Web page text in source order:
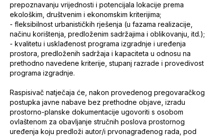
prepoznavanju vrijednosti i potencijala lokacije prema
ekološkim, društvenim i ekonomskim kriterijima;
- fleksibilnost urbanističkih rješenja (u fazama realizacije,
načinu korištenja, predloženim sadržajima i oblikovanju, itd.);
- kvalitetu i usklađenost programa izgradnje i uređenja
prostora, predloženih sadržaja i kapaciteta u odnosu na
prethodno navedene kriterije, stupanj razrade i provedivost
programa izgradnje.
Raspisivač natječaja će, nakon provedenog pregovaračkog
postupka javne nabave bez prethodne objave, izradu
prostorno-planske dokumentacije ugovoriti s osobom
ovlaštenom za obavljanje stručnih poslova prostornog
uređenja koju predloži autor/i prvonagrađenog rada, pod